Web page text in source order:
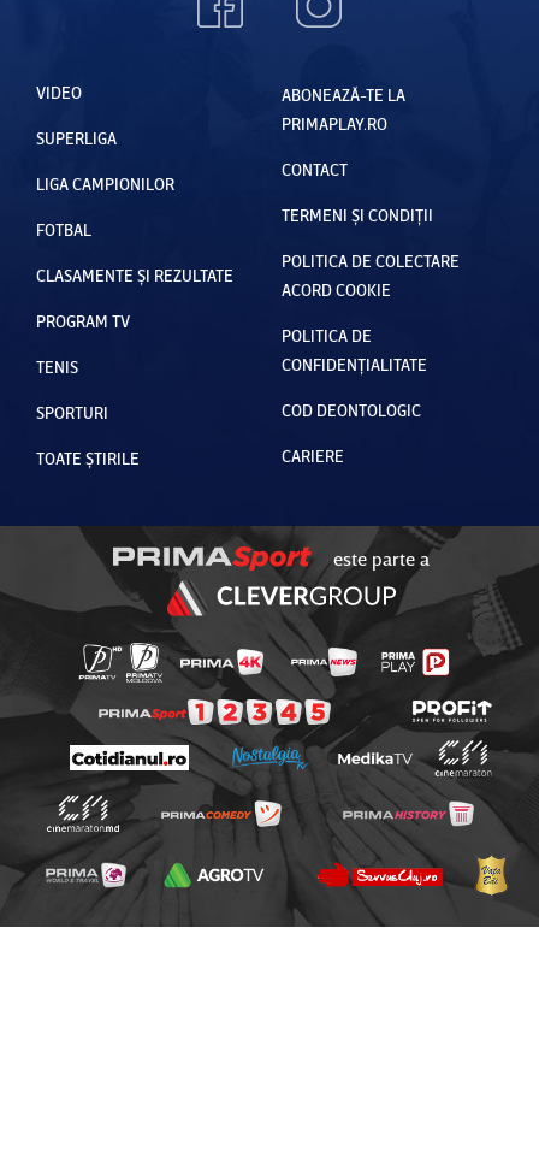
VIDEO
SUPERLIGA
LIGA CAMPIONILOR
FOTBAL
CLASAMENTE ȘI REZULTATE
PROGRAM TV
TENIS
SPORTURI
TOATE ȘTIRILE
ABONEAZĂ-TE LA
PRIMAPLAY.RO
CONTACT
TERMENI ȘI CONDIȚII
POLITICA DE COLECTARE
ACORD COOKIE
POLITICA DE
CONFIDENȚIALITATE
COD DEONTOLOGIC
CARIERE
este parte a